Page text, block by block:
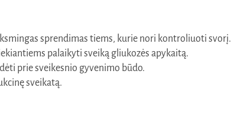
sprendimas tiems, kurie nori kontroliuoti svorį.
palaikyti sveiką gliukozės apykaitą.
prie sveikesnio gyvenimo būdo.
sveikatą.